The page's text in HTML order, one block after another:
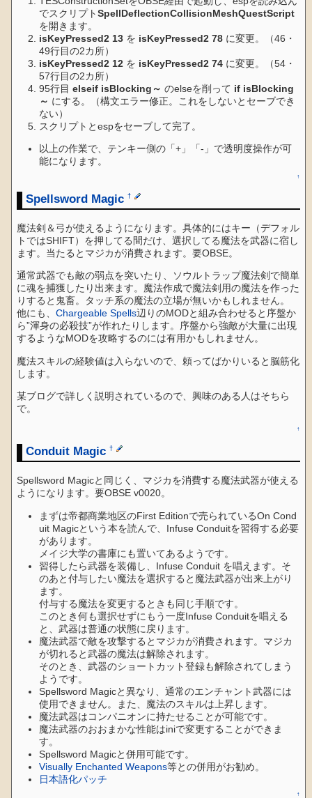
でスクリプトSpellDeflectionCollisionMeshQuestScript
を開きます。
isKeyPressed2 13 を isKeyPressed2 78 に変更。（46・
49行目の2カ所）
isKeyPressed2 12 を isKeyPressed2 74 に変更。（54・
57行目の2カ所）
95行目elseif isBlocking～ のelseを削って if isBlocking
～ にする。（構文エラー修正。これをしないとセーブでき
ない）
スクリプトとespをセーブして完了。
以上の作業で、テンキー側の「+」「-」で透明度操作が可
能になります。
↑
Spellsword Magic †
魔法剣＆弓が使えるようになります。具体的にはキー（デフォル
トではSHIFT）を押してる間だけ、選択してる魔法を武器に宿し
ます。当たるとマジカが消費されます。要OBSE。
通常武器でも敵の弱点を突いたり、ソウルトラップ魔法剣で簡単
に魂を捕獲したり出来ます。魔法作成で魔法剣用の魔法を作った
りすると鬼畜。タッチ系の魔法の立場が無いかもしれません。
他にも、Chargeable Spells辺りのMODと組み合わせると序盤か
ら”渾身の必殺技”が作れたりします。序盤から強敵が大量に出現
するようなMODを攻略するのには有用かもしれません。
魔法スキルの経験値は入らないので、頼ってばかりいると脳筋化
します。
某ブログで詳しく説明されているので、興味のある人はそちら
で。
↑
Conduit Magic †
Spellsword Magicと同じく、マジカを消費する魔法武器が使える
ようになります。要OBSE v0020。
まずは帝都商業地区のFirst Editionで売られているOn Cond
uit Magicという本を読んで、Infuse Conduitを習得する必要
があります。
メイジ大学の書庫にも置いてあるようです。
習得したら武器を装備し、Infuse Conduit を唱えます。そ
のあと付与したい魔法を選択すると魔法武器が出来上がり
ます。
付与する魔法を変更するときも同じ手順です。
このとき何も選択せずにもう一度Infuse Conduitを唱える
と、武器は普通の状態に戻ります。
魔法武器で敵を攻撃するとマジカが消費されます。マジカ
が切れると武器の魔法は解除されます。
そのとき、武器のショートカット登録も解除されてしまう
ようです。
Spellsword Magicと異なり、通常のエンチャント武器には
使用できません。また、魔法のスキルは上昇します。
魔法武器はコンパニオンに持たせることが可能です。
魔法武器のおおまかな性能はiniで変更することができま
す。
Spellsword Magicと併用可能です。
Visually Enchanted Weapons等との併用がお勧め。
日本語化パッチ
↑